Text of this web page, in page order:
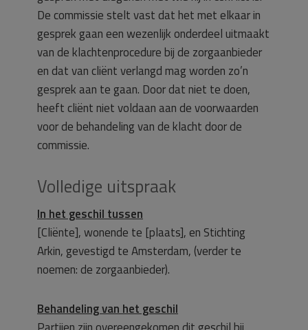
De commissie stelt vast dat het met elkaar in
gesprek gaan een wezenlijk onderdeel uitmaakt
van de klachtenprocedure bij de zorgaanbieder
en dat van cliënt verlangd mag worden zo’n
gesprek aan te gaan. Door dat niet te doen,
heeft cliënt niet voldaan aan de voorwaarden
voor de behandeling van de klacht door de
commissie.
Volledige uitspraak
In het geschil tussen
[Cliënte], wonende te [plaats], en Stichting
Arkin, gevestigd te Amsterdam, (verder te
noemen: de zorgaanbieder).
Behandeling van het geschil